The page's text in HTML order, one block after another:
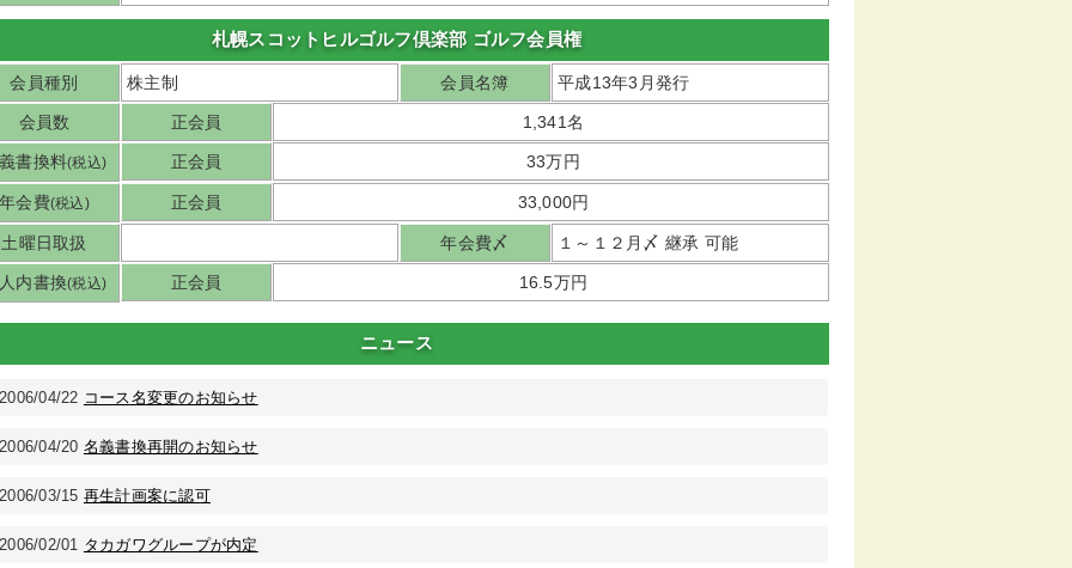
札幌スコットヒルゴルフ倶楽部 ゴルフ会員権
会員種別 株主制 会員名簿 平成13年3月発行
会員数 正会員 1,341名
書換料(税込) 正会員 33万円
年会費(税込) 正会員 33,000円
土曜日取扱 年会費〆 １～１２月〆 継承 可能
内書換(税込) 正会員 16.5万円
ニュース
2006/04/22 コース名変更のお知らせ
2006/04/20 名義書換再開のお知らせ
2006/03/15 再生計画案に認可
2006/02/01 タカガワグループが内定